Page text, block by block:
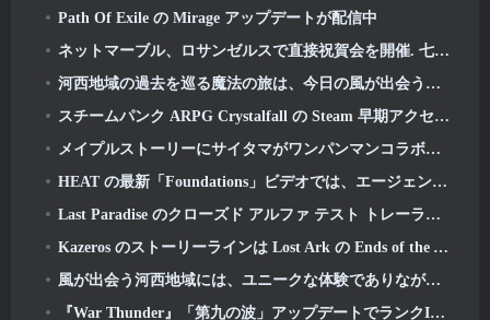
Path Of Exile の Mirage アップデートが配信中
ネットマーブル、ロサンゼルスで直接祝賀会を開催. 七つの大罪以前: オリジンの起動
河西地域の過去を巡る魔法の旅は、今日の風が出会う場所から始まります
スチームパンク ARPG Crystalfall の Steam 早期アクセス日が発表
メイプルストーリーにサイタマがワンパンマンコラボイベントで登場
HEAT の最新「Foundations」ビデオでは、エージェントとタンクがどのように連携するかを説明しています
Last Paradise のクローズド アルファ テスト トレーラーは、ゾンビ黙示録を生き抜くことが実際にどのようなものかを思い出させます
Kazeros のストーリーラインは Lost Ark の Ends of the Abyss アップデートで終了します
風が出会う河西地域には、ユニークな体験でありながらプレーヤーが愛するものが今でも残っています
『War Thunder』「第九の波」アップデートでランクIXのジェット機が登場